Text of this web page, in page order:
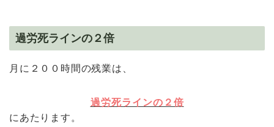
過労死ラインの２倍
月に２００時間の残業は、
過労死ラインの２倍
にあたります。